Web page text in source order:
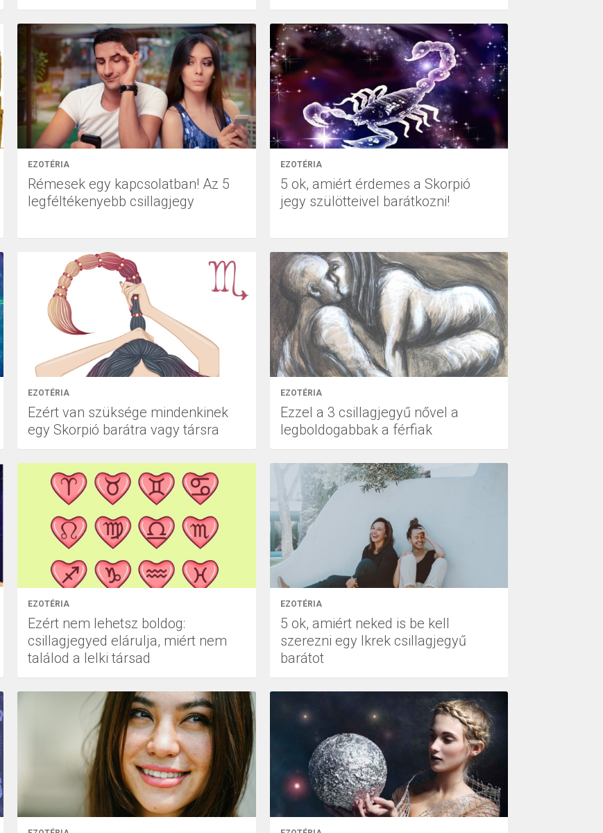
EZOTÉRIA
Rémesek egy kapcsolatban! Az 5
legféltékenyebb csillagjegy
EZOTÉRIA
5 ok, amiért érdemes a Skorpió
jegy szülötteivel barátkozni!
EZOTÉRIA
Ezért van szüksége mindenkinek
egy Skorpió barátra vagy társra
EZOTÉRIA
Ezzel a 3 csillagjegyű nővel a
legboldogabbak a férfiak
EZOTÉRIA
Ezért nem lehetsz boldog:
csillagjegyed elárulja, miért nem
találod a lelki társad
EZOTÉRIA
5 ok, amiért neked is be kell
szerezni egy Ikrek csillagjegyű
barátot